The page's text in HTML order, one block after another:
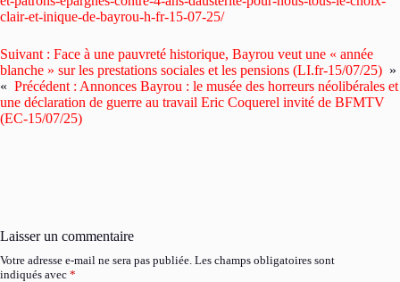
clair-et-inique-de-bayrou-h-fr-15-07-25/
Suivant : Face à une pauvreté historique, Bayrou veut une « année
blanche » sur les prestations sociales et les pensions (LI.fr-15/07/25) »
« Précédent : Annonces Bayrou : le musée des horreurs néolibérales et
une déclaration de guerre au travail Eric Coquerel invité de BFMTV
(EC-15/07/25)
Laisser un commentaire
Votre adresse e-mail ne sera pas publiée. Les champs obligatoires sont
indiqués avec *